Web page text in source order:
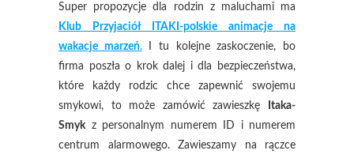
Super propozycje dla rodzin z maluchami ma
Klub Przyjaciół ITAKI-polskie animacje na
wakacje marzeń.I tu kolejne zaskoczenie, bo
firma poszła o krok dalej i dla bezpieczeństwa,
które każdy rodzic chce zapewnić swojemu
smykowi, to może zamówić zawieszkę
Itaka-
Smyk z personalnym numerem ID i numerem
centrum alarmowego. Zawieszamy na rączce